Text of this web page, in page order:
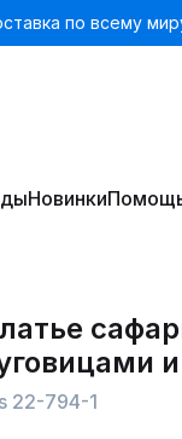
по всему
Новинки
22-794-1